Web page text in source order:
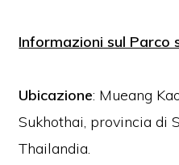
Informazioni sul Parco
Ubicazione: Mueang
Sukhothai, provincia di
Thailandia.